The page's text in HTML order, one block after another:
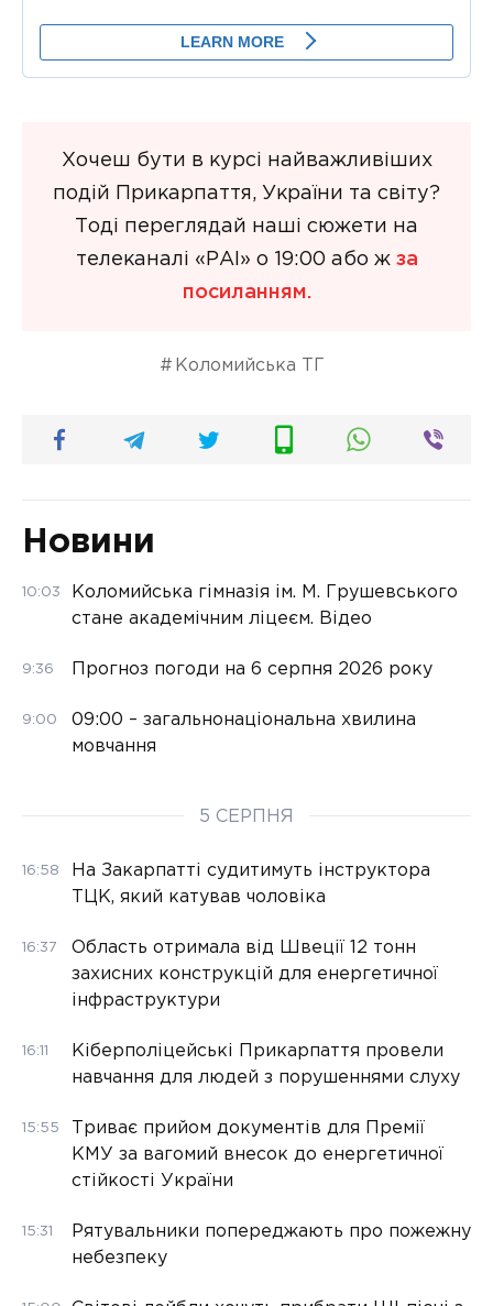
Хочеш бути в курсі найважливіших
подій Прикарпаття, України та світу?
Тоді переглядай наші сюжети на
телеканалі «РАІ» о 19:00 або ж за
посиланням.
Коломийська ТГ
Новини
10:03
Коломийська гімназія ім. М. Грушевського
стане академічним ліцеєм. Відео
9:36 Прогноз погоди на 6 серпня 2026 року
9:00
09:00 – загальнонаціональна хвилина
мовчання
5 СЕРПНЯ
16:58
На Закарпатті судитимуть інструктора
ТЦК, який катував чоловіка
16:37
Область отримала від Швеції 12 тонн
захисних конструкцій для енергетичної
інфраструктури
16:11
Кіберполіцейські Прикарпаття провели
навчання для людей з порушеннями слуху
15:55
Триває прийом документів для Премії
КМУ за вагомий внесок до енергетичної
стійкості України
15:31
Рятувальники попереджають про пожежну
небезпеку